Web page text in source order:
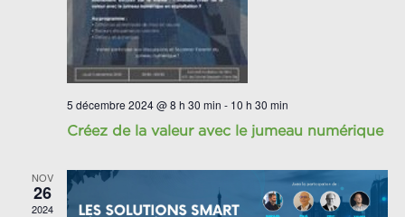
5 décembre 2024 @ 8 h 30 min - 10 h 30 min
Créez de la valeur avec le jumeau numérique
NOV
26
2024